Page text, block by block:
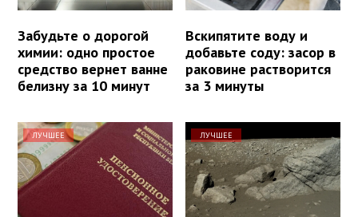
Забудьте о дорогой
химии: одно простое
средство вернет ванне
белизну за 10 минут
Вскипятите воду и
добавьте соду: засор в
раковине растворится
за 3 минуты
ЛУЧШЕЕ ЛУЧШЕЕ